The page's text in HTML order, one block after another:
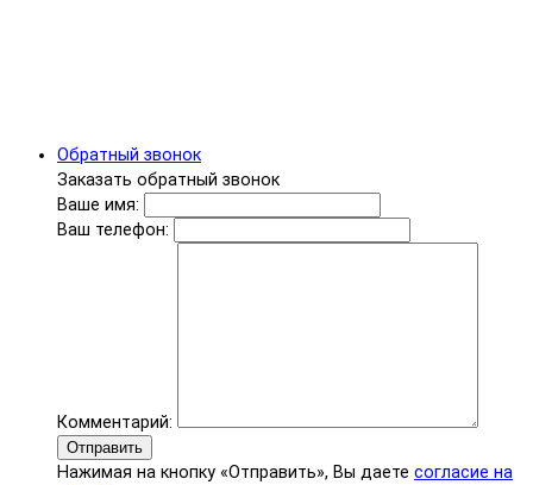
Обратный звонок
Заказать обратный звонок
Ваше имя:
Ваш телефон:
Комментарий:
Отправить
Нажимая на кнопку «Отправить», Вы даете согласие на